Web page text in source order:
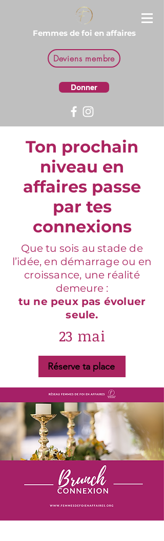
Femmes de foi en affaires
Donner
Deviens membre
Ton prochain
niveau en
affaires passe
par tes
connexions
Que tu sois au stade de
l’idée, en démarrage ou en
croissance, une réalité
demeure :
tu ne peux pas évoluer
seule.
23 mai
Réserve ta place